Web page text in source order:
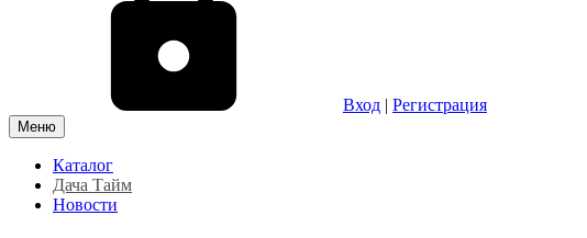
Вход | Регистрация
Меню
Каталог
Дача Тайм
Новости